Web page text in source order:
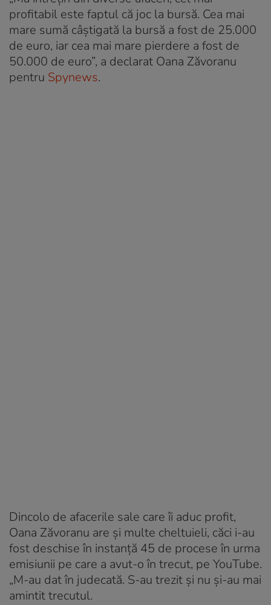
profitabil este faptul că joc la bursă. Cea mai
mare sumă câștigată la bursă a fost de 25.000
de euro, iar cea mai mare pierdere a fost de
50.000 de euro”, a declarat Oana Zăvoranu
pentru Spynews.
Dincolo de afacerile sale care îi aduc profit,
Oana Zăvoranu are și multe cheltuieli, căci i-au
fost deschise în instanță 45 de procese în urma
emisiunii pe care a avut-o în trecut, pe YouTube.
„M-au dat în judecată. S-au trezit și nu și-au mai
amintit trecutul.